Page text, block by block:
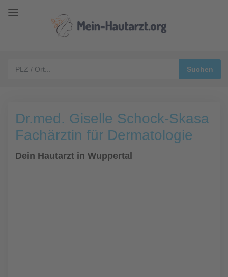
Dr.med. Giselle Schock-Skasa
Fachärztin für Dermatologie
Dein Hautarzt in Wuppertal